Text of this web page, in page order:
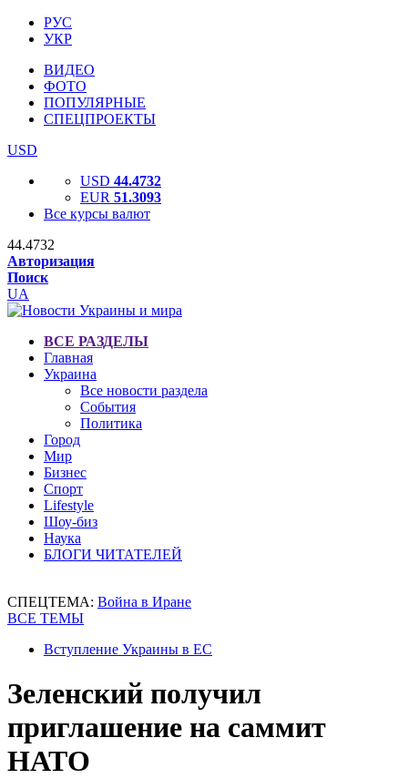
РУС
УКР
ВИДЕО
ФОТО
ПОПУЛЯРНЫЕ
СПЕЦПРОЕКТЫ
USD
USD 44.4732
EUR 51.3093
Все курсы валют
44.4732
Авторизация
Поиск
UA
ВСЕ РАЗДЕЛЫ
Главная
Украина
Все новости раздела
События
Политика
Город
Мир
Бизнес
Спорт
Lifestyle
Шоу-биз
Наука
БЛОГИ ЧИТАТЕЛЕЙ
СПЕЦТЕМА: Война в Иране
ВСЕ ТЕМЫ
Вступление Украины в ЕС
Зеленский получил
приглашение на саммит
НАТО